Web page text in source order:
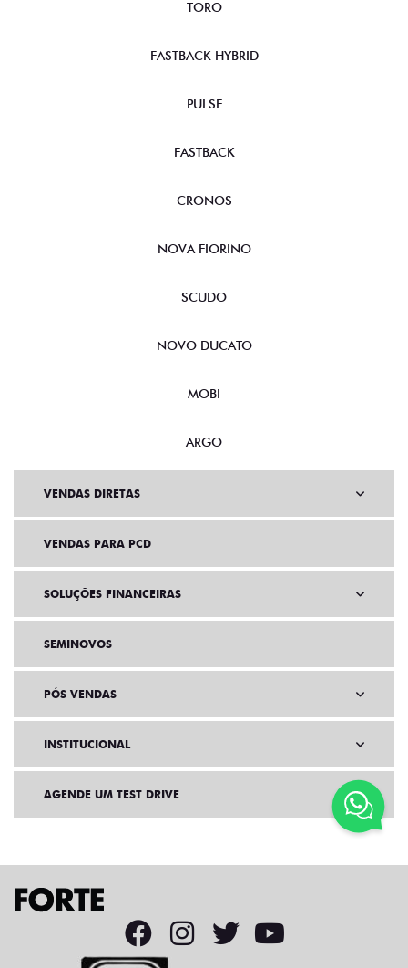
TORO
FASTBACK HYBRID
PULSE
FASTBACK
CRONOS
NOVA FIORINO
SCUDO
NOVO DUCATO
MOBI
ARGO
VENDAS DIRETAS
VENDAS PARA PCD
SOLUÇÕES FINANCEIRAS
SEMINOVOS
PÓS VENDAS
INSTITUCIONAL
AGENDE UM TEST DRIVE